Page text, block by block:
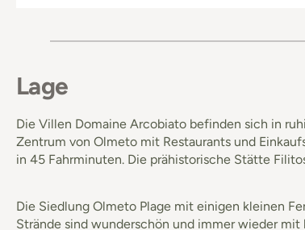
Lage
Die Villen Domaine Arcobiato befinden sich in
Zentrum von Olmeto mit Restaurants und
in 45 Fahrminuten. Die prähistorische Stätte
Die Siedlung Olmeto Plage mit einigen kleinen
Strände sind wunderschön und immer wieder